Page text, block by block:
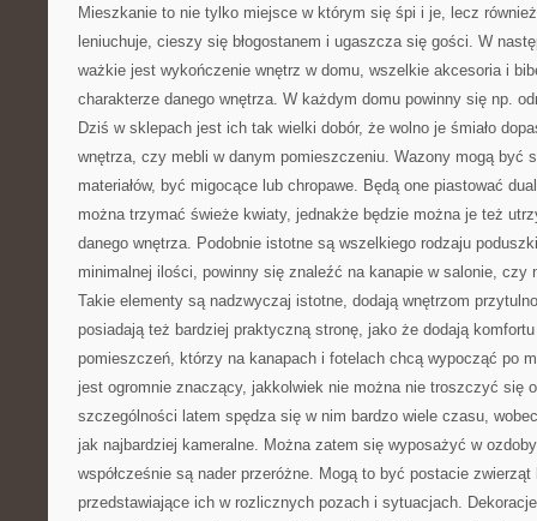
Mieszkanie to nie tylko miejsce w którym się śpi i je, lecz
leniuchuje, cieszy się błogostanem i ugaszcza się gości. W
ważkie jest wykończenie wnętrz w domu, wszelkie akcesoria i
charakterze danego wnętrza. W każdym domu powinny się np.
Dziś w sklepach jest ich tak wielki dobór, że wolno je śmiało
wnętrza, czy mebli w danym pomieszczeniu. Wazony mogą być
materiałów, być migocące lub chropawe. Będą one piastować
można trzymać świeże kwiaty, jednakże będzie można je też
danego wnętrza. Podobnie istotne są wszelkiego rodzaju
minimalnej ilości, powinny się znaleźć na kanapie w salonie, czy
Takie elementy są nadzwyczaj istotne, dodają wnętrzom
posiadają też bardziej praktyczną stronę, jako że dodają
pomieszczeń, którzy na kanapach i fotelach chcą wypocząć po
jest ogromnie znaczący, jakkolwiek nie można nie troszczyć się
szczególności latem spędza się w nim bardzo wiele czasu,
jak najbardziej kameralne. Można zatem się wyposażyć w
współcześnie są nader przeróżne. Mogą to być postacie zwierząt
przedstawiające ich w rozlicznych pozach i sytuacjach.